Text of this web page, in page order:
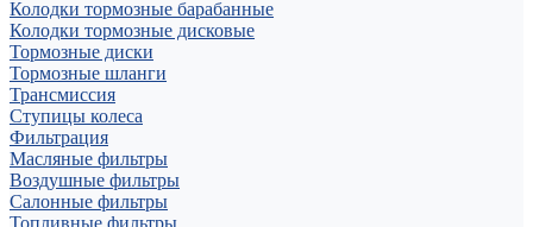
Колодки тормозные барабанные
Колодки тормозные дисковые
Тормозные диски
Тормозные шланги
Трансмиссия
Ступицы колеса
Фильтрация
Масляные фильтры
Воздушные фильтры
Салонные фильтры
Топливные фильтры